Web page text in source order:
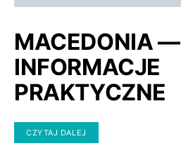
MACEDONIA —
INFORMACJE
PRAKTYCZNE
CZYTAJ DALEJ